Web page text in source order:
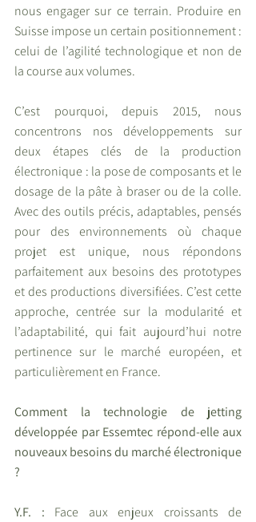
nous engager sur ce terrain. Produire en
Suisse impose un certain positionnement :
celui de l’agilité technologique et non de
la course aux volumes.
C’est pourquoi, depuis 2015, nous
concentrons nos développements sur
deux étapes clés de la production
électronique : la pose de composants et le
dosage de la pâte à braser ou de la colle.
Avec des outils précis, adaptables, pensés
pour des environnements où chaque
projet est unique, nous répondons
parfaitement aux besoins des prototypes
et des productions diversifiées. C’est cette
approche, centrée sur la modularité et
l’adaptabilité, qui fait aujourd’hui notre
pertinence sur le marché européen, et
particulièrement en France.
Comment la technologie de jetting
développée par Essemtec répond-elle aux
nouveaux besoins du marché électronique
?
Y.F. : Face aux enjeux croissants de